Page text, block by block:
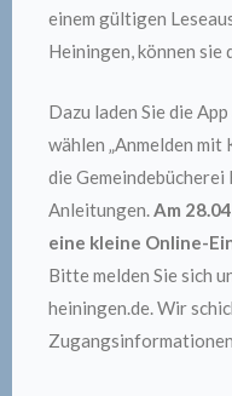
einem gültigen
Heiningen, können sie
Dazu laden Sie die
wählen „Anmelden mit
die
Anleitungen. Am
eine kleine Online-
Bitte melden Sie sich
heiningen.de. Wir